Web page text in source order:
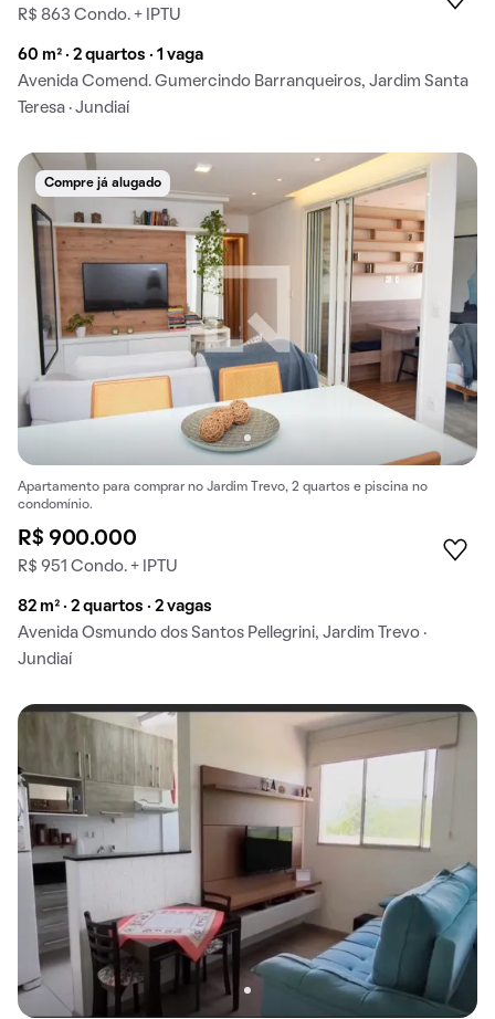
R$ 863 Condo. + IPTU
60 m² · 2 quartos · 1 vaga
Avenida Comend. Gumercindo Barranqueiros, Jardim Santa
Teresa · Jundiaí
Compre já alugado
Apartamento para comprar no Jardim Trevo, 2 quartos e piscina no
condomínio.
R$ 900.000
R$ 951 Condo. + IPTU
82 m² · 2 quartos · 2 vagas
Avenida Osmundo dos Santos Pellegrini, Jardim Trevo ·
Jundiaí